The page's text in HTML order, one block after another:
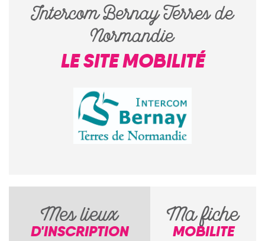
Intercom Bernay Terres de
Normandie
LE SITE MOBILITÉ
Mes lieux
D'INSCRIPTION Ma fiche
MOBILITE